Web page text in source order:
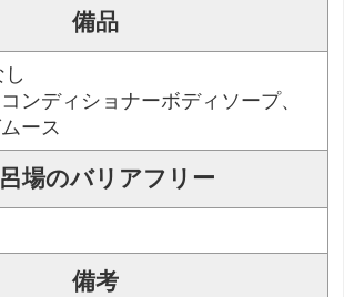
備品
ンディショナーボディソープ、
ース
場のバリアフリー
備考